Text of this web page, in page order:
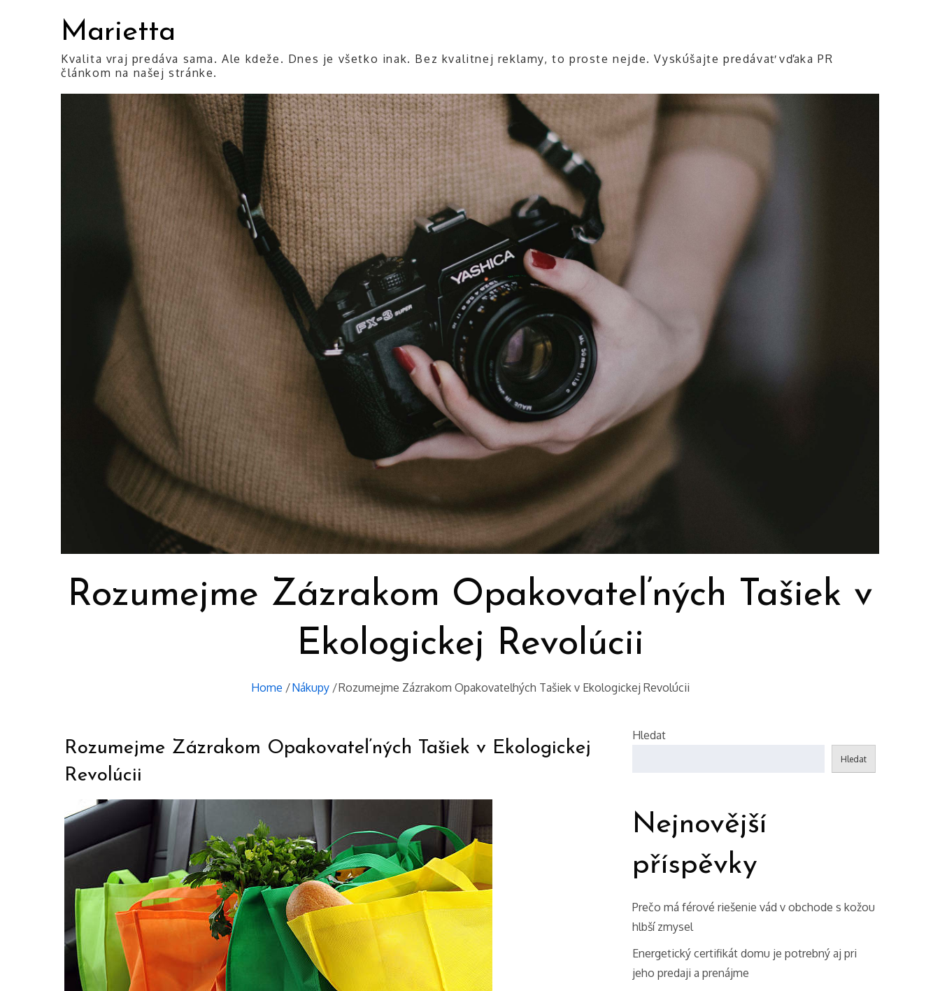
Marietta
Kvalita vraj predáva sama. Ale kdeže. Dnes je všetko inak. Bez kvalitnej reklamy, to proste nejde. Vyskúšajte predávať vďaka PR
článkom na našej stránke.
Rozumejme Zázrakom Opakovateľných Tašiek v
Ekologickej Revolúcii
Home Nákupy Rozumejme Zázrakom Opakovateľných Tašiek v Ekologickej Revolúcii
Rozumejme Zázrakom Opakovateľných Tašiek v Ekologickej
Revolúcii
Hledat
Hledat
Nejnovější
příspěvky
Prečo má férové riešenie vád v obchode s kožou
hlbší zmysel
Energetický certifikát domu je potrebný aj pri
jeho predaji a prenájme